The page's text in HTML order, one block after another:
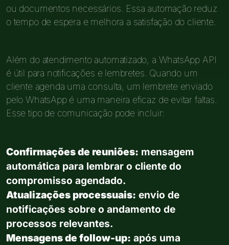
ou documentos necessários. Essa automação reduz
o tempo de espera e melhora a satisfação do cliente.
Além do atendimento automatizado, a WhatsApp API
é útil para notificações e lembretes. Quando um
cliente agenda uma consulta, um lembrete enviado
pelo WhatsApp é uma maneira eficaz de evitar faltas.
Esse tipo de comunicação pode incluir:
Confirmações de reuniões: mensagem
automática para lembrar o cliente do
compromisso agendado.
Atualizações processuais: envio de
notificações sobre o andamento de
processos relevantes.
Mensagens de follow-up: após uma